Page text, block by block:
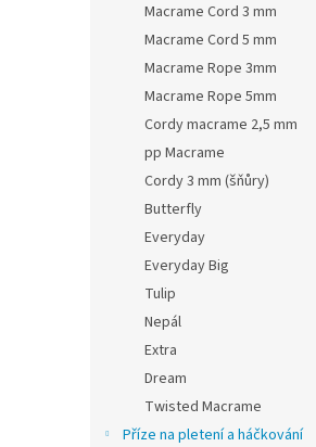
Macrame Cord 3 mm
Macrame Cord 5 mm
Macrame Rope 3mm
Macrame Rope 5mm
Cordy macrame 2,5 mm
pp Macrame
Cordy 3 mm (šňůry)
Butterfly
Everyday
Everyday Big
Tulip
Nepál
Extra
Dream
Twisted Macrame
Příze na pletení a háčkování